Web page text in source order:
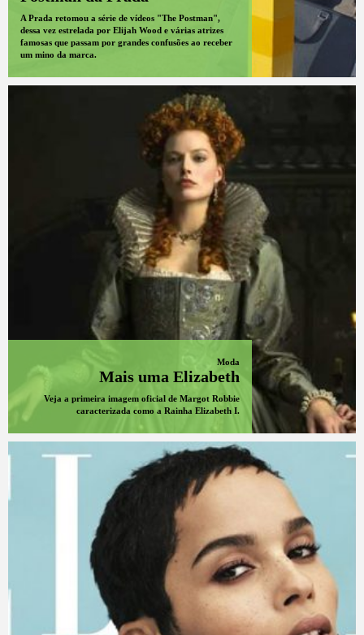
A Prada retomou a série de vídeos "The Postman",
dessa vez estrelada por Elijah Wood e várias atrizes
famosas que passam por grandes confusões ao receber
um mino da marca.
Moda
Mais uma Elizabeth
Veja a primeira imagem oficial de Margot Robbie
caracterizada como a Rainha Elizabeth I.